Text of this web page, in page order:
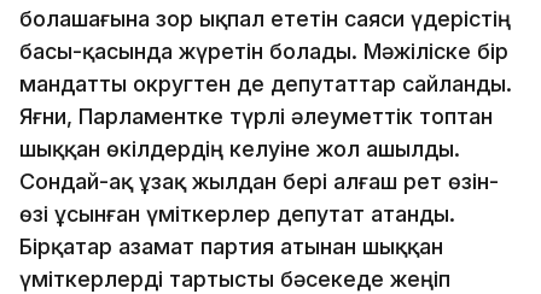
болашағына зор ықпал ететін саяси үдерістің
басы-қасында жүретін болады. Мәжіліске бір
мандатты округтен де депутаттар сайланды.
Яғни, Парламентке түрлі әлеуметтік топтан
шыққан өкілдердің келуіне жол ашылды.
Сондай-ақ ұзақ жылдан бері алғаш рет өзін-
өзі ұсынған үміткерлер депутат атанды.
Бірқатар азамат партия атынан шыққан
үміткерлерді тартысты бәсекеде жеңіп